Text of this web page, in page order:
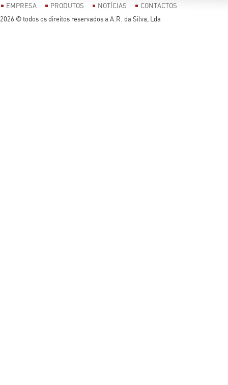
EMPRESA PRODUTOS NOTÍCIAS
CONTACTOS
2026 © todos os direitos reservados a A.R. da Silva, Lda